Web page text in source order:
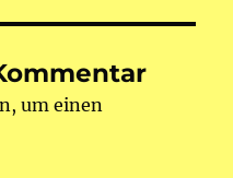
um einen